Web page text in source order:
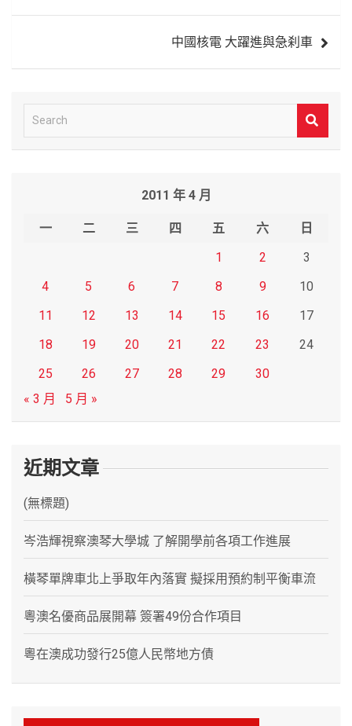
中國核電 大躍進與急刹車
e
2011 年 4 月
一 二 三 四 五 六
日
1
2
3
4
5 6 7 8 9
10
11
12 13 14 15 16
17
18
19 20 21 22 23
24
25
26 27 28 29
30
« 3 月
5 月 »
近期文章
(無標題)
岑浩輝視察澳琴大學城 了解開學前各項工作進展
橫琴單牌車北上爭取年內落實 擬採用預約制平衡車流
粵澳名優商品展開幕 簽署49份合作項目
粵在澳成功發行25億人民幣地方債